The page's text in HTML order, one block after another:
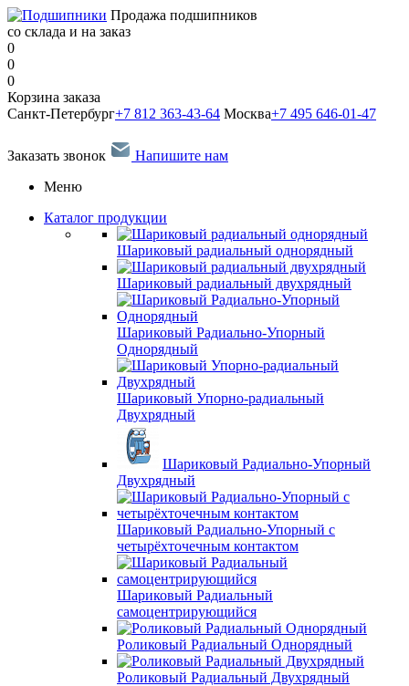
Продажа подшипников
со склада и на заказ
0
0
0
Корзина заказа
Санкт-Петербург+7 812 363-43-64 Москва+7 495 646-01-47
Заказать звонок
Напишите нам
Меню
Каталог продукции
Шариковый радиальный однорядный
Шариковый радиальный двухрядный
Шариковый Радиально-Упорный
Однорядный
Шариковый Упорно-радиальный
Двухрядный
Шариковый Радиально-Упорный
Двухрядный
Шариковый Радиально-Упорный с
четырёхточечным контактом
Шариковый Радиальный
самоцентрирующийся
Роликовый Радиальный Однорядный
Роликовый Радиальный Двухрядный